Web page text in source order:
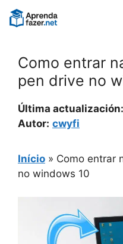
Pular
para
Como entrar
pen drive no
Última actualización:
Autor: cwyfi
Início » Como entrar
no windows 10